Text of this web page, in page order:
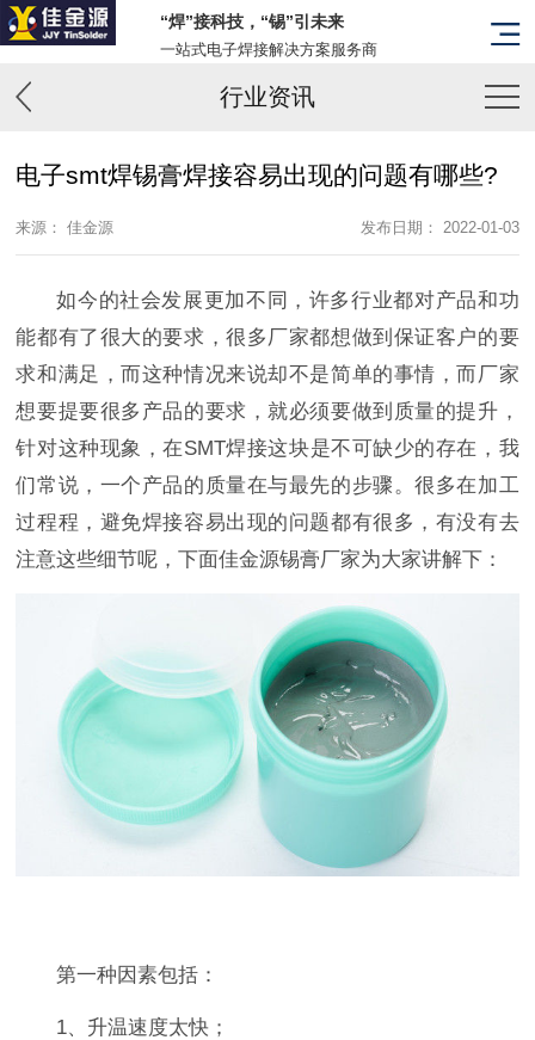
“焊”接科技，“锡”引未来
一站式电子焊接解决方案服务商
行业资讯
电子smt焊锡膏焊接容易出现的问题有哪些?
来源： 佳金源 发布日期： 2022-01-03
如今的社会发展更加不同，许多行业都对产品和功
能都有了很大的要求，很多厂家都想做到保证客户的要
求和满足，而这种情况来说却不是简单的事情，而厂家
想要提要很多产品的要求，就必须要做到质量的提升，
针对这种现象，在SMT焊接这块是不可缺少的存在，我
们常说，一个产品的质量在与最先的步骤。很多在加工
过程程，避免焊接容易出现的问题都有很多，有没有去
注意这些细节呢，下面佳金源锡膏厂家为大家讲解下：
第一种因素包括：
1、升温速度太快；